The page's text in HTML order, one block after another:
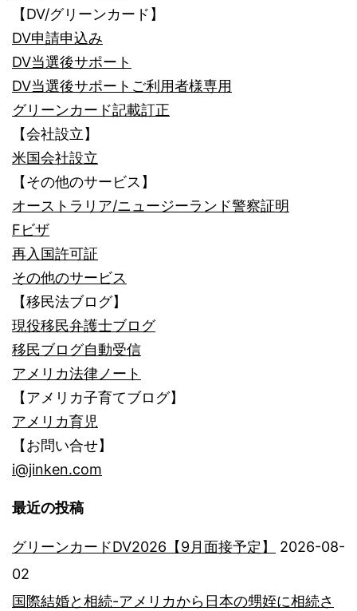
【DV/グリーンカード】
DV申請申込み
DV当選後サポート
DV当選後サポートご利用者様専用
グリーンカード記載訂正
【会社設立】
米国会社設立
【その他のサービス】
オーストラリア/ニュージーランド警察証明
Fビザ
再入国許可証
その他のサービス
【移民法ブログ】
現役移民弁護士ブログ
移民ブログ自動受信
アメリカ法律ノート
【アメリカ子育てブログ】
アメリカ育児
【お問い合せ】
i@jinken.com
最近の投稿
グリーンカードDV2026【9月面接予定】
2026-08-
02
国際結婚と相続-アメリカから日本の甥姪に相続さ